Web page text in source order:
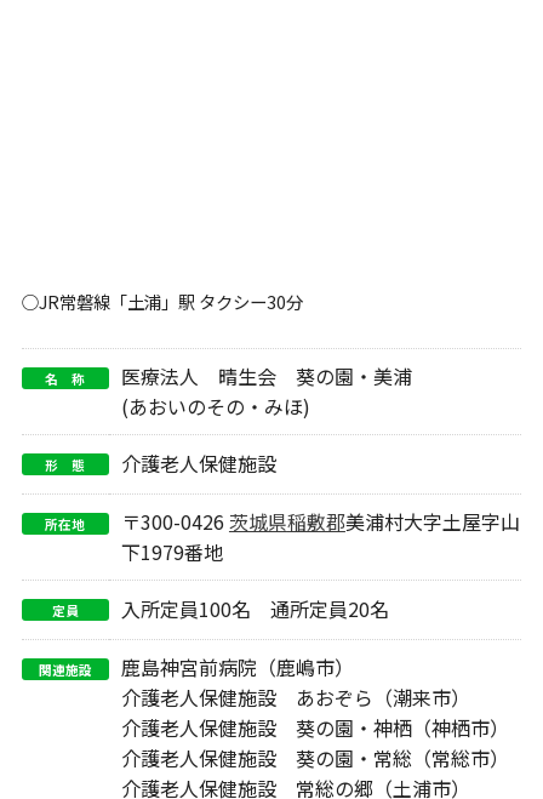
○JR常磐線「土浦」駅 タクシー30分
名 称
医療法人 晴生会 葵の園・美浦
(あおいのその・みほ)
形 態 介護老人保健施設
所在地 〒300-0426 茨城県稲敷郡美浦村大字土屋字山
下1979番地
定員 入所定員100名 通所定員20名
関連施設
鹿島神宮前病院（鹿嶋市）
介護老人保健施設 あおぞら（潮来市）
介護老人保健施設 葵の園・神栖（神栖市）
介護老人保健施設 葵の園・常総（常総市）
介護老人保健施設 常総の郷（土浦市）